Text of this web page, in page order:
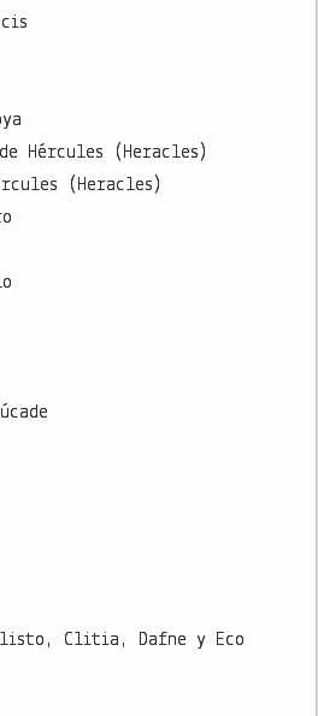
Hércules (Heracles)
(Heracles)
Clitia, Dafne y Eco